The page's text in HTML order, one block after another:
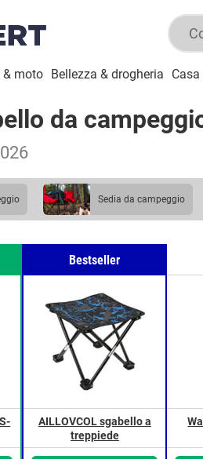
& moto Bellezza & drogheria Casa
da
sedia da campeggio
Bestseller
AILLOVCOL sgabello a
treppiede